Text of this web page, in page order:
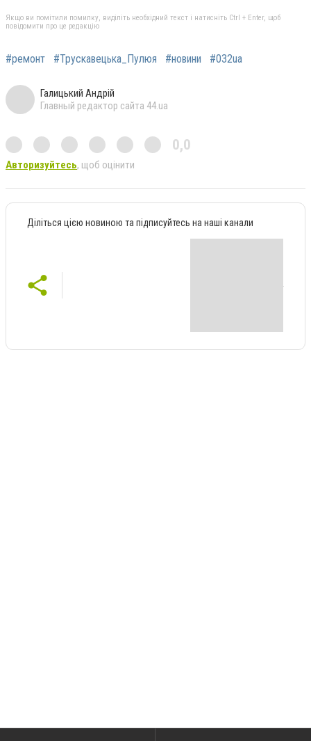
Якщо ви помітили помилку, виділіть необхідний текст і натисніть Ctrl + Enter, щоб
повідомити про це редакцію
#ремонт #Трускавецька_Пулюя #новини #032ua
Галицький Андрій
Главный редактор сайта 44.ua
0,0
Авторизуйтесь, щоб оцінити
Діліться цією новиною та підписуйтесь на наші канали